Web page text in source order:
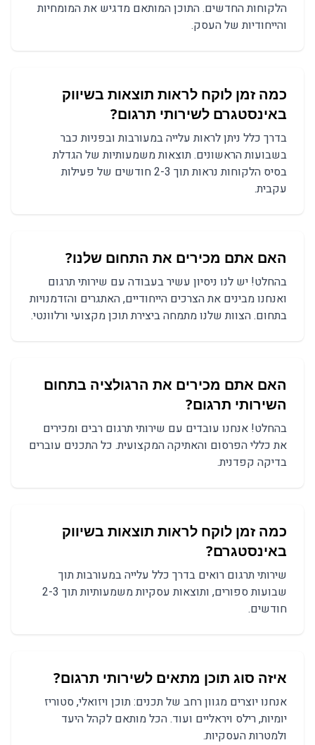
הלקוחות החדשים. התוכן המותאם מדגיש את המומחיות
והייחודיות של העסק.
כמה זמן לוקח לראות תוצאות בשיווק
באינסטגרם לשירותי תרגום?
בדרך כלל ניתן לראות עלייה במעורבות ובפניות כבר
בשבועות הראשונים. תוצאות משמעותיות של הגדלת
בסיס הלקוחות נראות תוך 2-3 חודשים של פעילות
עקבית.
האם אתם מכירים את התחום שלנו?
בהחלט! יש לנו ניסיון עשיר בעבודה עם שירותי תרגום
ואנחנו מבינים את הצרכים הייחודיים, האתגרים והזדמנויות
בתחום. הצוות שלנו מתמחה ביצירת תוכן מקצועי ורלוונטי.
האם אתם מכירים את הרגולציה בתחום
השירותי תרגום?
בהחלט! אנחנו עובדים עם שירותי תרגום רבים ומכירים
את כללי הפרסום והאתיקה המקצועית. כל התכנים עוברים
בדיקה קפדנית.
כמה זמן לוקח לראות תוצאות בשיווק
באינסטגרם?
שירותי תרגום רואים בדרך כלל עלייה במעורבות תוך
שבועות ספורים, ותוצאות עסקיות משמעותיות תוך 2-3
חודשים.
איזה סוג תוכן מתאים לשירותי תרגום?
אנחנו יוצרים מגוון רחב של תכנים:תוכן ויזואלי, סטוריז
יומיות, רילס ויראליים ועוד. הכל מותאם לקהל היעד
ולמטרות העסקיות.